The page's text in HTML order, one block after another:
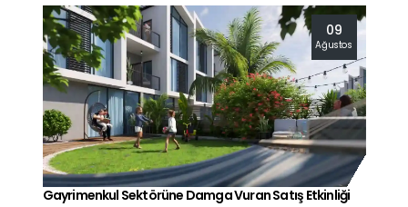
09
Ağustos
Gayrimenkul Sektörüne Damga Vuran Satış Etkinliği